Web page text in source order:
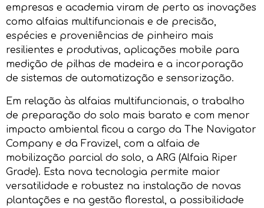
empresas e academia viram de perto as inovações
como alfaias multifuncionais e de precisão,
espécies e proveniências de pinheiro mais
resilientes e produtivas, aplicações mobile para
medição de pilhas de madeira e a incorporação
de sistemas de automatização e sensorização.
Em relação às alfaias multifuncionais, o trabalho
de preparação do solo mais barato e com menor
impacto ambiental ficou a cargo da The Navigator
Company e da Fravizel, com a alfaia de
mobilização parcial do solo, a ARG (Alfaia Riper
Grade). Esta nova tecnologia permite maior
versatilidade e robustez na instalação de novas
plantações e na gestão florestal, a possibilidade